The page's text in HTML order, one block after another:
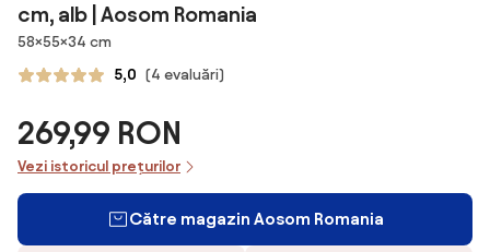
cm, alb | Aosom Romania
Dimensiuni
58×55×34 cm
5,0 (4 evaluări)
269,99 RON
Vezi istoricul prețurilor
Către magazin Aosom Romania